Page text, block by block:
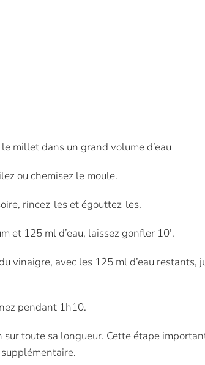
millet dans un grand volume d’eau
ou chemisez le moule.
rincez-les et égouttez-les.
et 125 ml d’eau, laissez gonfler 10′.
vinaigre, avec les 125 ml d’eau
pendant 1h10.
toute sa longueur. Cette étape